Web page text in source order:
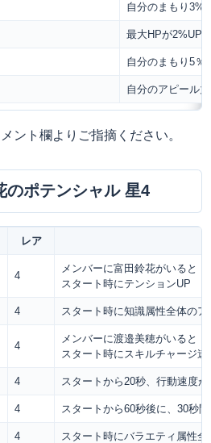
自分のまもり
最大HPが2%UP
自分のまもり5％
自分のアピール
ント欄よりご指摘ください。
のポテンシャル 星4
レア
4
メンバーに富田鈴花がいると
スタート時にテンションUP
4 スタート時に知識属性全体の
4
メンバーに渡邉美穂がいると
スタート時にスキルチャージ速
4 スタートから20秒、行動速度
4 スタートから60秒後に、30秒
4 スタート時にバラエティ属性